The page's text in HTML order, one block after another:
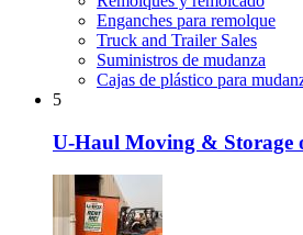
Enganches para remolque
Truck and Trailer Sales
Suministros de mudanza
Cajas de plástico para
5
U-Haul Moving & Storage